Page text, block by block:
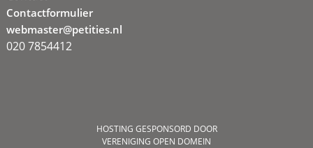
Contactformulier
webmaster@petities.nl
020 7854412
HOSTING GESPONSORD DOOR
VERENIGING OPEN DOMEIN